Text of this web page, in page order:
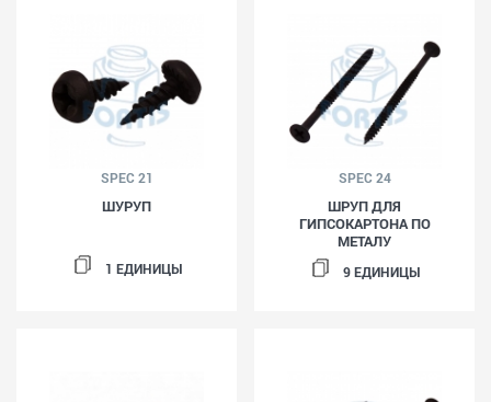
SPEC 21
ШУРУП
1 ЕДИНИЦЫ
SPEC 24
ШРУП ДЛЯ
ГИПСОКАРТОНА ПО
МЕТАЛУ
9 ЕДИНИЦЫ